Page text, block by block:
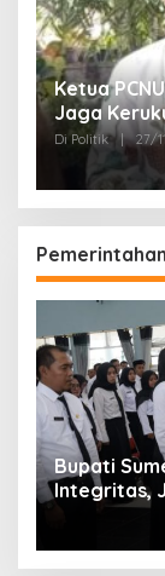
Ketua
Jaga
2024
Di Politik | 27/
Pemerintahan
Bupati
Integritas,
dan Judi